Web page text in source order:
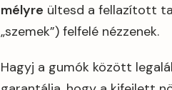
mélyre ültesd a fellazított
„szemek”) felfelé nézzenek.
Hagyj a gumók között